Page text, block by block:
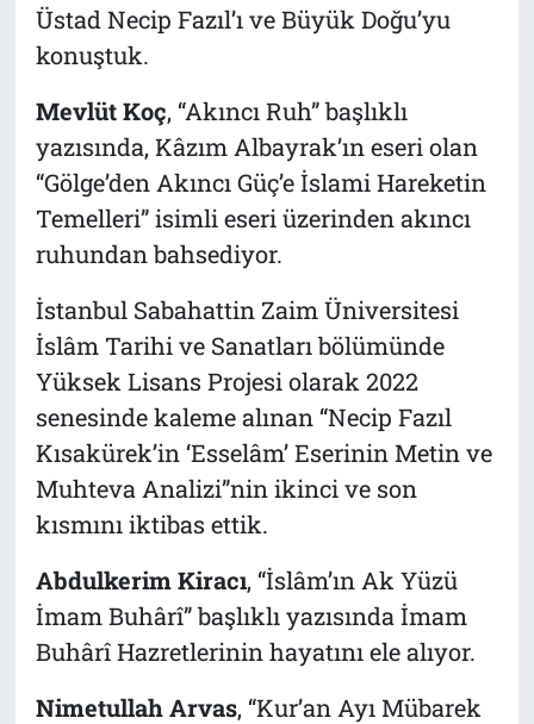
Üstad Necip Fazıl’ı ve Büyük Doğu’yu
konuştuk.
Mevlüt Koç, “Akıncı Ruh” başlıklı
yazısında, Kâzım Albayrak’ın eseri olan
“Gölge’den Akıncı Güç’e İslami Hareketin
Temelleri” isimli eseri üzerinden akıncı
ruhundan bahsediyor.
İstanbul Sabahattin Zaim Üniversitesi
İslâm Tarihi ve Sanatları bölümünde
Yüksek Lisans Projesi olarak 2022
senesinde kaleme alınan “Necip Fazıl
Kısakürek’in ‘Esselâm’ Eserinin Metin ve
Muhteva Analizi”nin ikinci ve son
kısmını iktibas ettik.
Abdulkerim Kiracı, “İslâm’ın Ak Yüzü
İmam Buhârî” başlıklı yazısında İmam
Buhârî Hazretlerinin hayatını ele alıyor.
Nimetullah Arvas, “Kur’an Ayı Mübarek